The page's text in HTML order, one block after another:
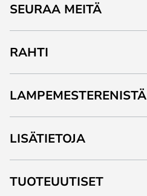
SEURAA MEITÄ
RAHTI
LAMPEMESTERENISTÄ
LISÄTIETOJA
TUOTEUUTISET